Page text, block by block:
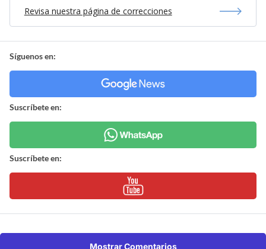
Revisa nuestra página de correcciones
Síguenos en:
Suscríbete en:
Suscríbete en:
Mostrar Comentarios